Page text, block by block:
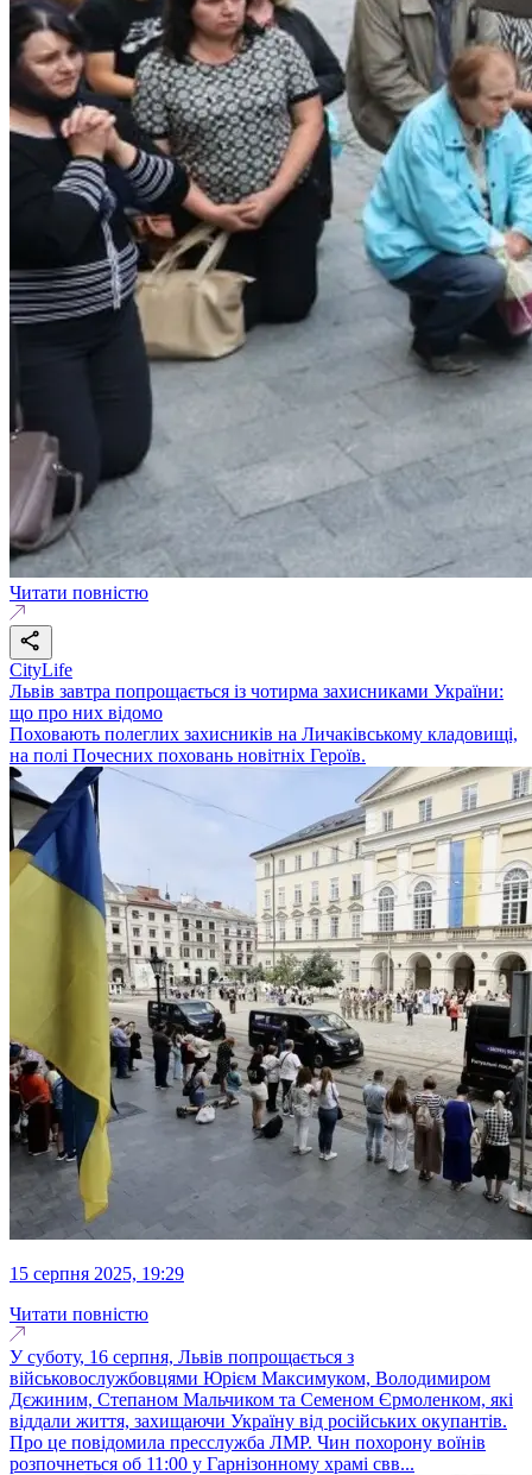
Читати повністю
CityLife
Львів завтра попрощається із чотирма захисниками України:
що про них відомо
Поховають полеглих захисників на Личаківському кладовищі,
на полі Почесних поховань новітніх Героїв.
15 серпня 2025, 19:29
Читати повністю
У суботу, 16 серпня, Львів попрощається з
військовослужбовцями Юрієм Максимуком, Володимиром
Дєжиним, Степаном Мальчиком та Семеном Єрмоленком, які
віддали життя, захищаючи Україну від російських окупантів.
Про це повідомила пресслужба ЛМР. Чин похорону воїнів
розпочнеться об 11:00 у Гарнізонному храмі свв...